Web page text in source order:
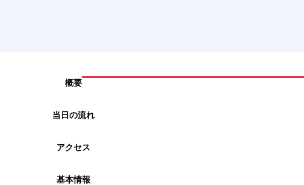
概要
当日の流れ
アクセス
基本情報